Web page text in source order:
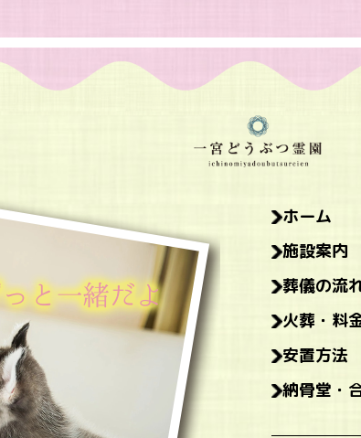
ホーム
施設案内
葬儀の流
火葬・料
安置方法
納骨堂・